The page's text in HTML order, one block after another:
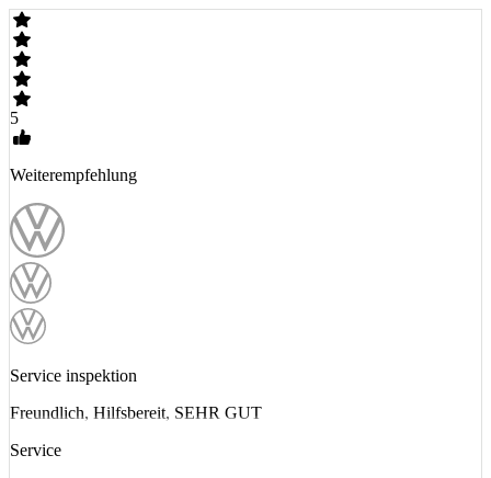
5
Weiterempfehlung
Service inspektion
Freundlich, Hilfsbereit, SEHR GUT
Service